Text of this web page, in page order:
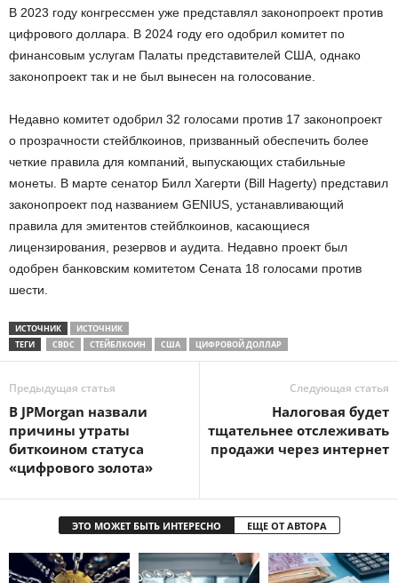
В 2023 году конгрессмен уже представлял законопроект против
цифрового доллара. В 2024 году его одобрил комитет по
финансовым услугам Палаты представителей США, однако
законопроект так и не был вынесен на голосование.
Недавно комитет одобрил 32 голосами против 17 законопроект
о прозрачности стейблкоинов, призванный обеспечить более
четкие правила для компаний, выпускающих стабильные
монеты. В марте сенатор Билл Хагерти (Bill Hagerty) представил
законопроект под названием GENIUS, устанавливающий
правила для эмитентов стейблкоинов, касающиеся
лицензирования, резервов и аудита. Недавно проект был
одобрен банковским комитетом Сената 18 голосами против
шести.
ИСТОЧНИК
ИСТОЧНИК
ТЕГИ
CBDC СТЕЙБЛКОИН США ЦИФРОВОЙ ДОЛЛАР
Предыдущая статья
В JPMorgan назвали
причины утраты
биткоином статуса
«цифрового золота»
Следующая статья
Налоговая будет
тщательнее отслеживать
продажи через интернет
ЭТО МОЖЕТ БЫТЬ ИНТЕРЕСНО ЕЩЕ ОТ АВТОРА